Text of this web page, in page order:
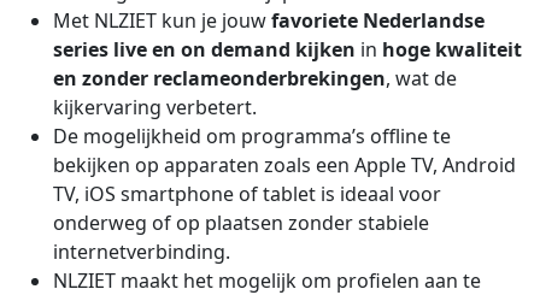
Met NLZIET kun je jouwfavoriete Nederlandse
series live en on demand kijken in hoge kwaliteit
en zonder reclameonderbrekingen, wat de
kijkervaring verbetert.
De mogelijkheid om programma’s offline te
bekijken op apparaten zoals een Apple TV, Android
TV, iOS smartphone of tablet is ideaal voor
onderweg of op plaatsen zonder stabiele
internetverbinding.
NLZIET maakt het mogelijk om profielen aan te